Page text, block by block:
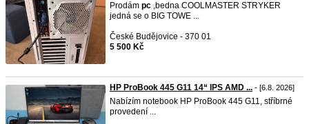
Prodám pc ,bedna COOLMASTER STRYKER
jedná se o BIG TOWE ...
České Budějovice - 370 01
5 500 Kč
HP ProBook 445 G11 14“ IPS AMD ... - [6.8. 2026]
Nabízím notebook HP ProBook 445 G11, stříbrné
provedení ...